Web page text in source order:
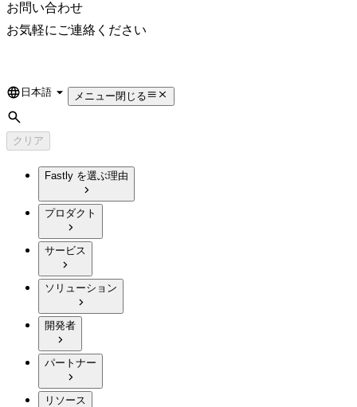
お問い合わせ
お気軽にご連絡ください
Language
日本語 メニュー閉じる
検索
クリア
Fastly を選ぶ理由
プロダクト
サービス
ソリューション
開発者
パートナー
リソース